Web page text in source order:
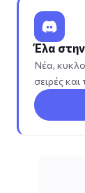
Έλα
Νέα,
σειρές και